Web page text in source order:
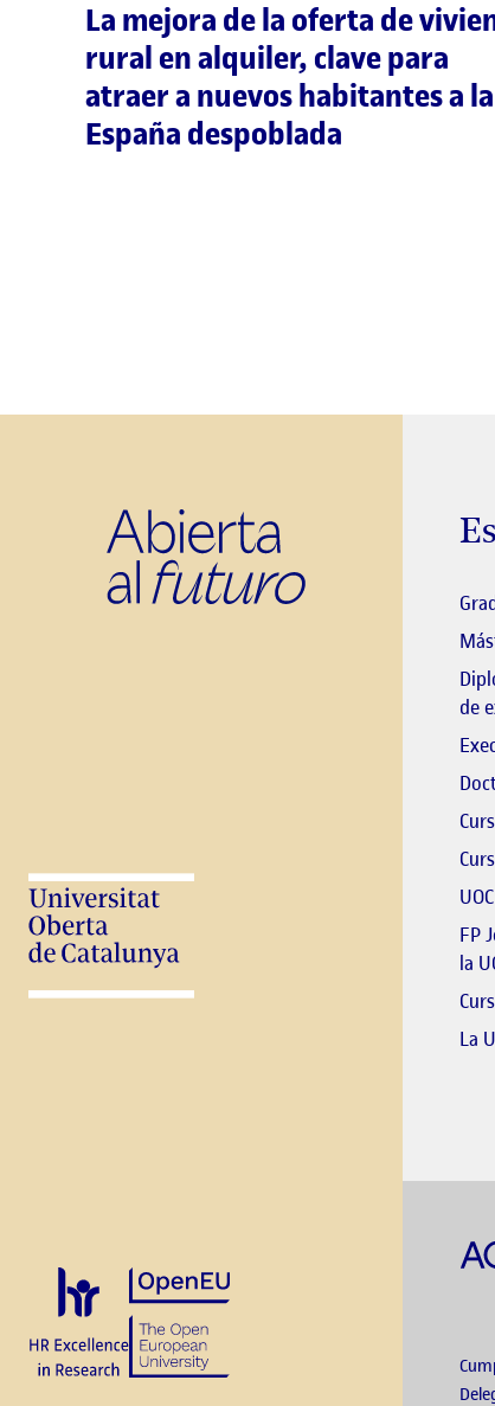
La mejora de la oferta de
rural en alquiler, clave para
atraer a nuevos habitantes a la
España despoblada
de
FP
la
La